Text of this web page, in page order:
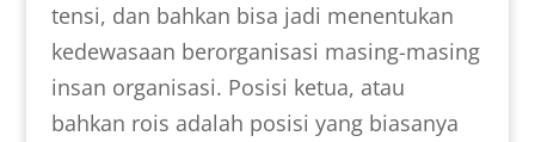
tensi, dan bahkan bisa jadi menentukan
kedewasaan berorganisasi masing-masing
insan organisasi. Posisi ketua, atau
bahkan rois adalah posisi yang biasanya